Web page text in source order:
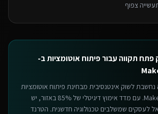
צפוף
פתח תקווהעבורפיתוח אוטומציות ב-
לשוק אינטנסיבית מבחינת פיתוח אוטומציות
ב-Make/Zapier. עם מדד אימוץ דיגיטלי של 85% באזור, יש
לעסקים שמשלבים טכנולוגיה חדשנית. הטרנד